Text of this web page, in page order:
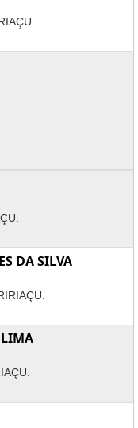
DA SILVA
LIMA